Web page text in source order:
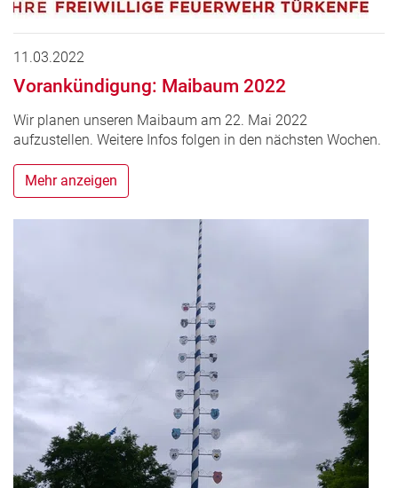
11.03.2022
Vorankündigung: Maibaum 2022
Wir planen unseren Maibaum am 22. Mai 2022
aufzustellen. Weitere Infos folgen in den nächsten Wochen.
Mehr anzeigen